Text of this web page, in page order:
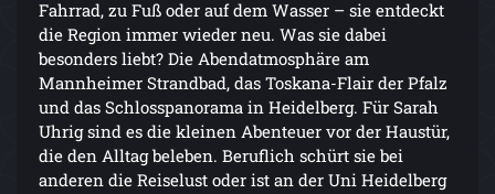
Fahrrad, zu Fuß oder auf dem Wasser – sie entdeckt
die Region immer wieder neu. Was sie dabei
besonders liebt? Die Abendatmosphäre am
Mannheimer Strandbad, das Toskana-Flair der Pfalz
und das Schlosspanorama in Heidelberg. Für Sarah
Uhrig sind es die kleinen Abenteuer vor der Haustür,
die den Alltag beleben. Beruflich schürt sie bei
anderen die Reiselust oder ist an der Uni Heidelberg